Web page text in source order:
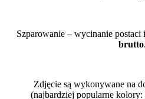
Szparowanie – wycinanie postaci
brutto.
Zdjęcie są wykonywane na
(najbardziej popularne kolory: